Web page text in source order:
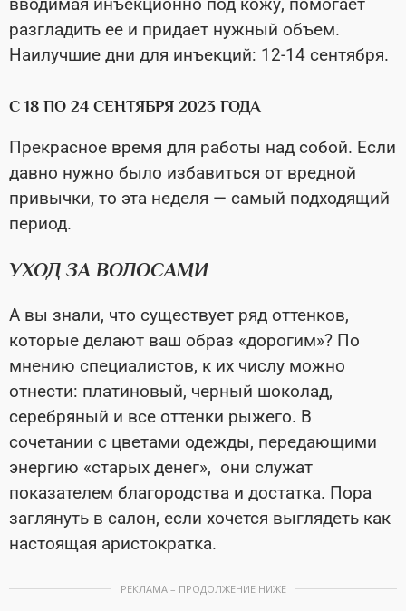
разгладить ее и придает нужный объем.
Наилучшие дни для инъекций: 12-14 сентября.
С 18 ПО 24 СЕНТЯБРЯ 2023 ГОДА
Прекрасное время для работы над собой. Если
давно нужно было избавиться от вредной
привычки, то эта неделя — самый подходящий
период.
УХОД ЗА ВОЛОСАМИ
А вы знали, что существует ряд оттенков,
которые делают ваш образ «дорогим»? По
мнению специалистов, к их числу можно
отнести: платиновый, черный шоколад,
серебряный и все оттенки рыжего. В
сочетании с цветами одежды, передающими
энергию «старых денег», они служат
показателем благородства и достатка. Пора
заглянуть в салон, если хочется выглядеть как
настоящая аристократка.
РЕКЛАМА – ПРОДОЛЖЕНИЕ НИЖЕ